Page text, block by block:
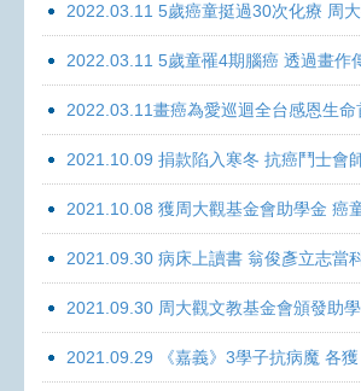
2022.03.11 5歲癌童挺過30次化療 周
2022.03.11 5歲童罹4期腦癌 透過畫作
2022.03.11畫癌為愛巡迴全台感恩生
2021.10.09 捐款陷入寒冬 抗癌鬥士會
2021.10.08 獲周大觀基金會助學金 癌
2021.09.30 病床上讀書 翁俊彥立志當
2021.09.30 周大觀文教基金會頒發助
2021.09.29 《嘉義》3學子抗病魔 各